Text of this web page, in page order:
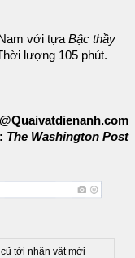
với tựa Bậc thầy
lượng 105 phút.
The Washington Post
tới nhân vật mới